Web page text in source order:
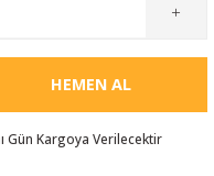
+
HEMEN AL
Gün Kargoya Verilecektir